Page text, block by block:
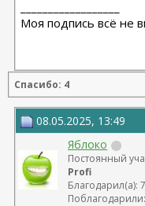
Моя подпись всё не
Спасибо: 4
08.05.2025, 13:49
Яблоко
Постоянный
Profi
Благодарил(а):